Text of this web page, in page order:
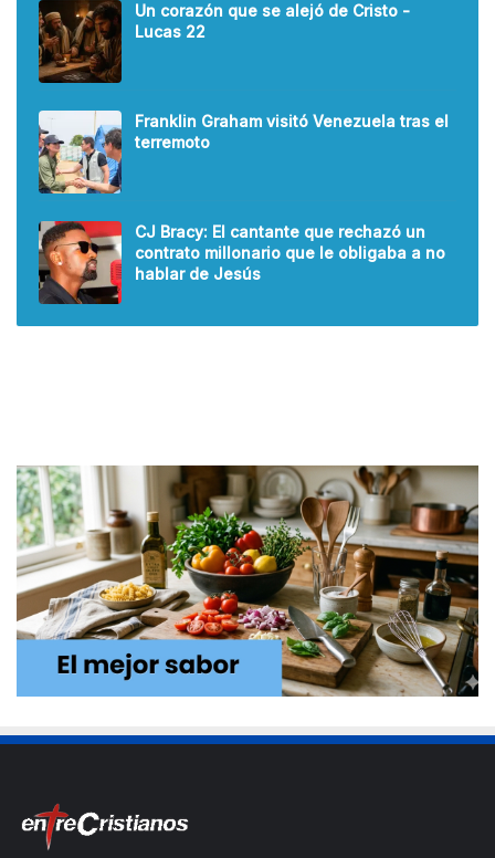
Un corazón que se alejó de Cristo -
Lucas 22
Franklin Graham visitó Venezuela tras el
terremoto
CJ Bracy: El cantante que rechazó un
contrato millonario que le obligaba a no
hablar de Jesús